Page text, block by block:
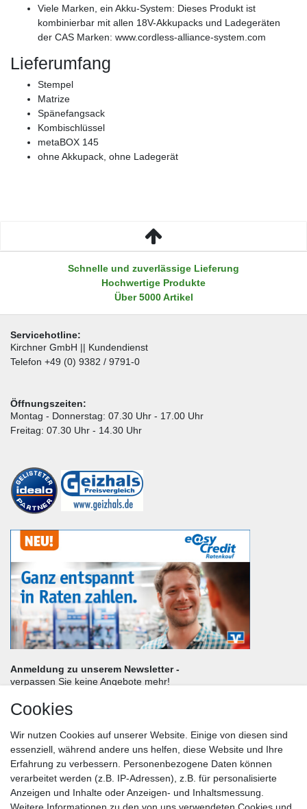
Viele Marken, ein Akku-System: Dieses Produkt ist
kombinierbar mit allen 18V-Akkupacks und Ladegeräten
der CAS Marken: www.cordless-alliance-system.com
Lieferumfang
Stempel
Matrize
Spänefangsack
Kombischlüssel
metaBOX 145
ohne Akkupack, ohne Ladegerät
Schnelle und zuverlässige Lieferung
Hochwertige Produkte
Über 5000 Artikel
Servicehotline:
Kirchner GmbH || Kundendienst
Telefon +49 (0) 9382 / 9791-0
Öffnungszeiten:
Montag - Donnerstag: 07.30 Uhr - 17.00 Uhr
Freitag: 07.30 Uhr - 14.30 Uhr
Anmeldung zu unserem Newsletter -
verpassen Sie keine Angebote mehr!
Nachname*
E-Mail*
Cookies
Wir nutzen Cookies auf unserer Website. Einige von diesen sind
essenziell, während andere uns helfen, diese Website und Ihre
Erfahrung zu verbessern. Personenbezogene Daten können
verarbeitet werden (z.B. IP-Adressen), z.B. für personalisierte
Anzeigen und Inhalte oder Anzeigen- und Inhaltsmessung.